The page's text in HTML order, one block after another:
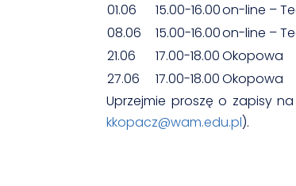
01.06
15.00-16.00on-line –
08.06
15.00-16.00on-line –
21.06
17.00-18.00Okopowa
27.06
17.00-18.00Okopowa
Uprzejmie proszę o zapisy
kkopacz@wam.edu.pl).